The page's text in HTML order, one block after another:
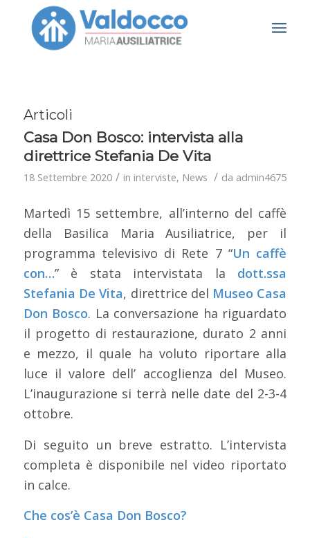
Articoli
Casa Don Bosco: intervista alla
direttrice Stefania De Vita
18 Settembre 2020 / in interviste, News / da admin4675
Martedì 15 settembre, all’interno del caffè
della Basilica Maria Ausiliatrice, per il
programma televisivo di Rete 7 “Un caffè
con…” è stata intervistata la dott.ssa
Stefania De Vita, direttrice del Museo Casa
Don Bosco. La conversazione ha riguardato
il progetto di restaurazione, durato 2 anni
e mezzo, il quale ha voluto riportare alla
luce il valore dell’ accoglienza del Museo.
L’inaugurazione si terrà nelle date del 2-3-4
ottobre.
Di seguito un breve estratto. L’intervista
completa è disponibile nel video riportato
in calce.
Che cos’è Casa Don Bosco?